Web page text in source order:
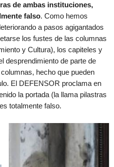
de ambas instituciones,
falso. Como hemos
a pasos agigantados
los fustes de las columnas
y Cultura), los capiteles y
desprendimiento de parte de
hecho que pueden
El DEFENSOR proclama en
la portada (la llama pilastras
totalmente falso.